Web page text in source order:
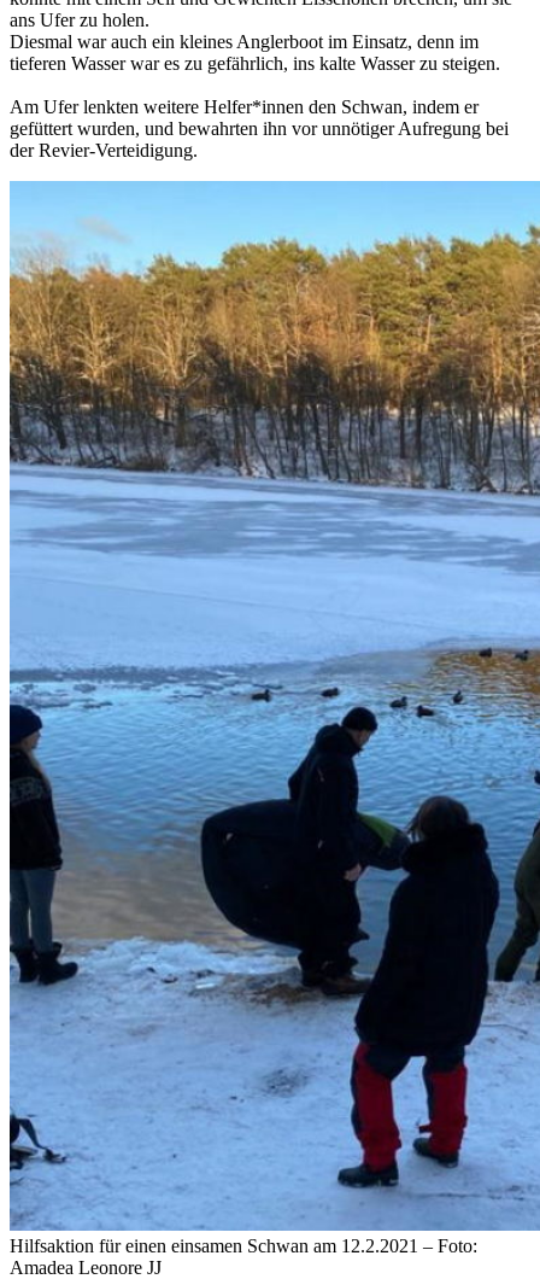
ans Ufer zu holen.
Diesmal war auch ein kleines Anglerboot im Einsatz, denn im
tieferen Wasser war es zu gefährlich, ins kalte Wasser zu steigen.
Am Ufer lenkten weitere Helfer*innen den Schwan, indem er
gefüttert wurden, und bewahrten ihn vor unnötiger Aufregung bei
der Revier-Verteidigung.
Hilfsaktion für einen einsamen Schwan am 12.2.2021 – Foto:
Amadea Leonore JJ